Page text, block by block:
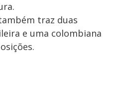
traz duas
e uma colombiana